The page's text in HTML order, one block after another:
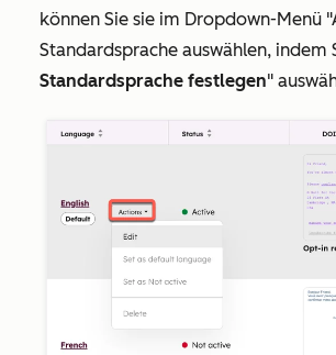
können Sie sie im Dropdown-Menü
Standardsprache auswählen, indem
Standardsprache festlegen"